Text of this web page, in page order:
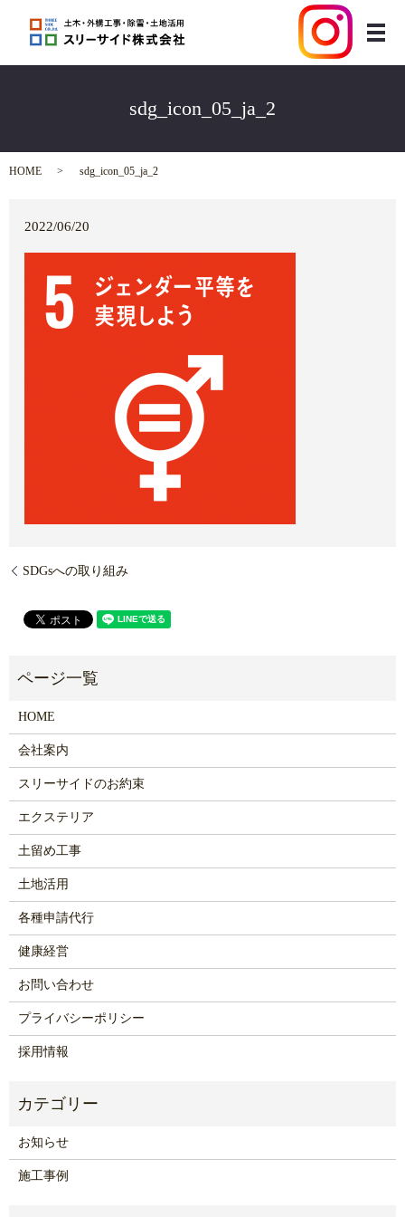
メ
sdg_icon_05_ja_2
HOME sdg_icon_05_ja_2
2022/06/20
SDGsへの取り組み
HOME
会社案内
スリーサイドのお約束
エクステリア
土留め工事
土地活用
各種申請代行
健康経営
お問い合わせ
プライバシーポリシー
採用情報
お知らせ
施工事例